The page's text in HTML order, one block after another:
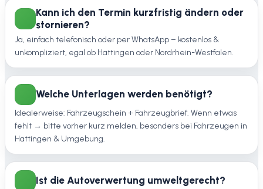
Kann ich den Termin kurzfristig ändern oder
stornieren?
Ja, einfach telefonisch oder per WhatsApp – kostenlos &
unkompliziert, egal ob Hattingen oder Nordrhein-Westfalen.
Welche Unterlagen werden benötigt?
Idealerweise: Fahrzeugschein + Fahrzeugbrief. Wenn etwas
fehlt → bitte vorher kurz melden, besonders bei Fahrzeugen in
Hattingen & Umgebung.
Ist die Autoverwertung umweltgerecht?